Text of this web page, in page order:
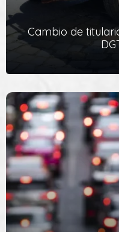
Cambio de
Cambio de
Si has vendido o has
entre particulares o